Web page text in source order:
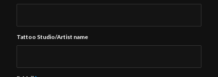
Tattoo Studio/Artist name